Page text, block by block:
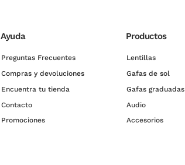
Ayuda
Preguntas Frecuentes
Compras y devoluciones
Encuentra tu tienda
Contacto
Promociones
Productos
Lentillas
Gafas de sol
Gafas graduadas
Audio
Accesorios